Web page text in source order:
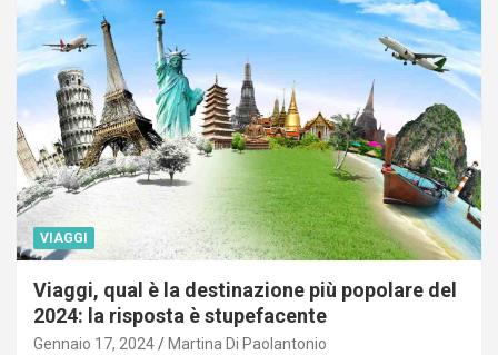
VIAGGI
Viaggi, qual è la destinazione più popolare del
2024: la risposta è stupefacente
Gennaio 17, 2024 Martina Di Paolantonio